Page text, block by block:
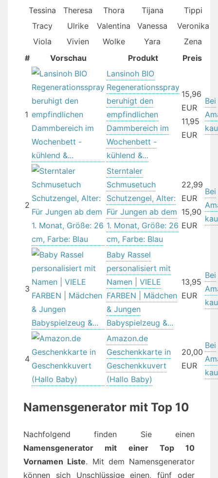
Tessina
Theresa Thora Tijana
Tippi
Tracy
Ulrike Valentina Vanessa
Veronika
Viola
Vivien Wolke Yara
Zena
#
Vorschau Produkt Preis
1
Lansinoh BIO
Regenerationsspray
beruhigt den
empfindlichen
Dammbereich im
Wochenbett -
kühlend &...
15,96
EUR
11,95
EUR
Bei
2
Sterntaler
Schmusetuch
Schutzengel, Alter:
Für Jungen ab dem
1. Monat, Größe: 26
cm, Farbe: Blau
22,99
EUR
15,90
EUR
Bei
3
Baby Rassel
personalisiert mit
Namen | VIELE
FARBEN | Mädchen
& Jungen
Babyspielzeug &...
13,95
EUR
Bei
4
Amazon.de
Geschenkkarte in
Geschenkkuvert
(Hallo Baby)
20,00
EUR
Bei
Namensgenerator mit Top 10
Nachfolgend finden Sie einen
Namensgenerator mit einer Top 10
Vornamen Liste. Mit dem Namensgenerator
können sich Unschlüssige einen, fünf oder